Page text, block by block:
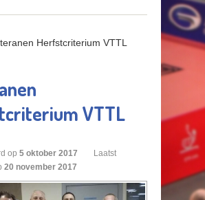
Herfstcriterium VTTL
VTTL
op 5 oktober 2017
Laatst
20 november 2017